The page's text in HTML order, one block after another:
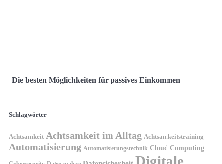
Die besten Möglichkeiten für passives Einkommen
Schlagwörter
Achtsamkeit Achtsamkeit im Alltag Achtsamkeitstraining
Automatisierung Automatisierungstechnik Cloud Computing
Digitale